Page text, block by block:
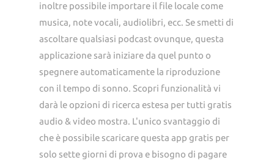
inoltre possibile importare il file locale come
musica, note vocali, audiolibri, ecc. Se smetti di
ascoltare qualsiasi podcast ovunque, questa
applicazione sarà iniziare da quel punto o
spegnere automaticamente la riproduzione
con il tempo di sonno. Scopri funzionalità vi
darà le opzioni di ricerca estesa per tutti gratis
audio & video mostra. L'unico svantaggio di
che è possibile scaricare questa app gratis per
solo sette giorni di prova e bisogno di pagare